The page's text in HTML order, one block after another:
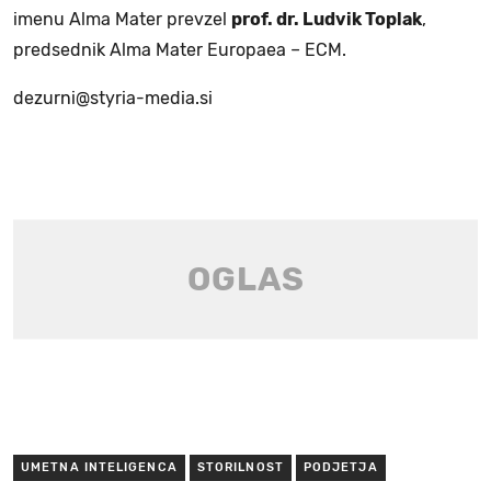
imenu Alma Mater prevzel prof. dr. Ludvik Toplak,
predsednik Alma Mater Europaea – ECM.
dezurni@styria-media.si
UMETNA INTELIGENCA STORILNOST PODJETJA